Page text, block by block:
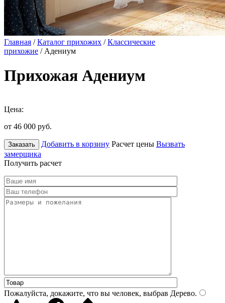
Главная /Каталог прихожих /Классические
прихожие / Адениум
Прихожая Адениум
Цена:
от 46 000 руб.
Заказать Добавить в корзину Расчет цены Вызвать
замерщика
Получить расчет
Пожалуйста, докажите, что вы человек, выбрав Дерево.